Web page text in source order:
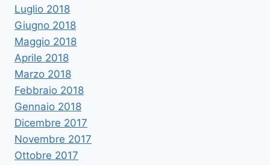
Luglio 2018
Giugno 2018
Maggio 2018
Aprile 2018
Marzo 2018
Febbraio 2018
Gennaio 2018
Dicembre 2017
Novembre 2017
Ottobre 2017